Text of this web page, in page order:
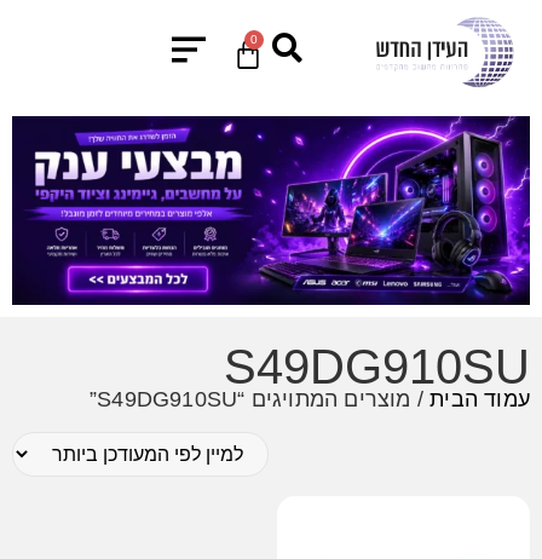
0
S49DG910SU
עמוד הבית/ מוצרים המתויגים “S49DG910SU”